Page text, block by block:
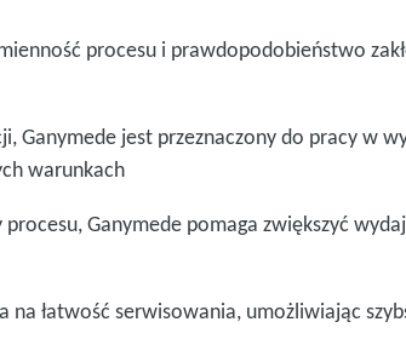
procesu i prawdopodobieństwo
Ganymede jest przeznaczony do pracy w
warunkach
Ganymede pomaga zwiększyć
na łatwość serwisowania, umożliwiając